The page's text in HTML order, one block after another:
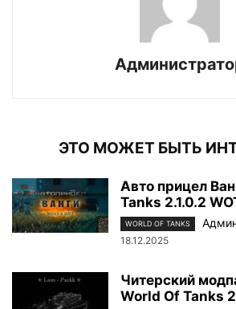
ЭТО МОЖЕТ БЫТЬ
Авто прицел
Tanks 2.1.0.2
WORLD OF TANKS
18.12.2025
Читерский
World Of Tanks